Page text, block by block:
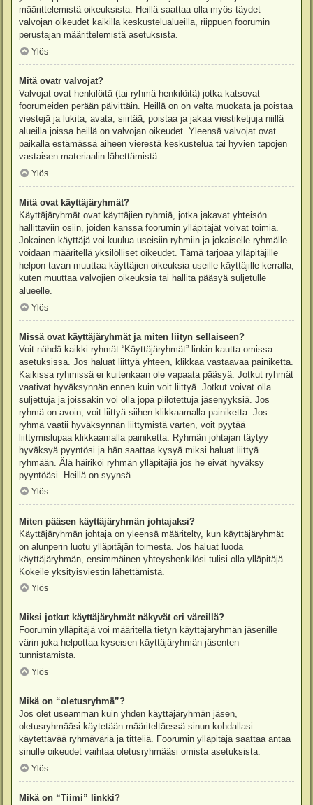
määrittelemistä oikeuksista. Heillä saattaa olla myös täydet
valvojan oikeudet kaikilla keskustelualueilla, riippuen foorumin
perustajan määrittelemistä asetuksista.
Ylös
Mitä ovatr valvojat?
Valvojat ovat henkilöitä (tai ryhmä henkilöitä) jotka katsovat
foorumeiden perään päivittäin. Heillä on on valta muokata ja poistaa
viestejä ja lukita, avata, siirtää, poistaa ja jakaa viestiketjuja niillä
alueilla joissa heillä on valvojan oikeudet. Yleensä valvojat ovat
paikalla estämässä aiheen vierestä keskustelua tai hyvien tapojen
vastaisen materiaalin lähettämistä.
Ylös
Mitä ovat käyttäjäryhmät?
Käyttäjäryhmät ovat käyttäjien ryhmiä, jotka jakavat yhteisön
hallittaviin osiin, joiden kanssa foorumin ylläpitäjät voivat toimia.
Jokainen käyttäjä voi kuulua useisiin ryhmiin ja jokaiselle ryhmälle
voidaan määritellä yksilölliset oikeudet. Tämä tarjoaa ylläpitäjille
helpon tavan muuttaa käyttäjien oikeuksia useille käyttäjille kerralla,
kuten muuttaa valvojien oikeuksia tai hallita pääsyä suljetulle
alueelle.
Ylös
Missä ovat käyttäjäryhmät ja miten liityn sellaiseen?
Voit nähdä kaikki ryhmät “Käyttäjäryhmät”-linkin kautta omissa
asetuksissa. Jos haluat liittyä yhteen, klikkaa vastaavaa painiketta.
Kaikissa ryhmissä ei kuitenkaan ole vapaata pääsyä. Jotkut ryhmät
vaativat hyväksynnän ennen kuin voit liittyä. Jotkut voivat olla
suljettuja ja joissakin voi olla jopa piilotettuja jäsenyyksiä. Jos
ryhmä on avoin, voit liittyä siihen klikkaamalla painiketta. Jos
ryhmä vaatii hyväksynnän liittymistä varten, voit pyytää
liittymislupaa klikkaamalla painiketta. Ryhmän johtajan täytyy
hyväksyä pyyntösi ja hän saattaa kysyä miksi haluat liittyä
ryhmään. Älä häiriköi ryhmän ylläpitäjiä jos he eivät hyväksy
pyyntöäsi. Heillä on syynsä.
Ylös
Miten pääsen käyttäjäryhmän johtajaksi?
Käyttäjäryhmän johtaja on yleensä määritelty, kun käyttäjäryhmät
on alunperin luotu ylläpitäjän toimesta. Jos haluat luoda
käyttäjäryhmän, ensimmäinen yhteyshenkilösi tulisi olla ylläpitäjä.
Kokeile yksityisviestin lähettämistä.
Ylös
Miksi jotkut käyttäjäryhmät näkyvät eri väreillä?
Foorumin ylläpitäjä voi määritellä tietyn käyttäjäryhmän jäsenille
värin joka helpottaa kyseisen käyttäjäryhmän jäsenten
tunnistamista.
Ylös
Mikä on “oletusryhmä”?
Jos olet useamman kuin yhden käyttäjäryhmän jäsen,
oletusryhmääsi käytetään määriteltäessä sinun kohdallasi
käytettävää ryhmäväriä ja titteliä. Foorumin ylläpitäjä saattaa antaa
sinulle oikeudet vaihtaa oletusryhmääsi omista asetuksista.
Ylös
Mikä on “Tiimi” linkki?